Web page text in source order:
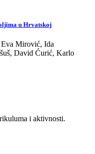
u Hrvatskoj
Mirović, Ida
David Ćurić, Karlo
i aktivnosti.